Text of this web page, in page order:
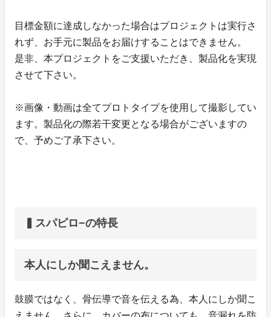
目標金額に達成しなかった場合はプロジェクトは実行さ
れず、お手元に製品をお届けすることはできません。
是非、本プロジェクトをご支援いただき、製品化を実現
させて下さい。
※画像・動画は全てプロトタイプを使用して撮影してい
ます。製品化の際若干変更となる場合がございますの
で、予めご了承下さい。
▍スパピロ−の特長
本人にしか聞こえません。
鼓膜ではなく、骨伝導で音を伝える為、本人にしか聞こ